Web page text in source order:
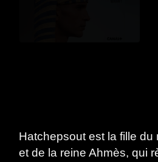
Hatchepsout est la fille du
et de la reine Ahmès, qui